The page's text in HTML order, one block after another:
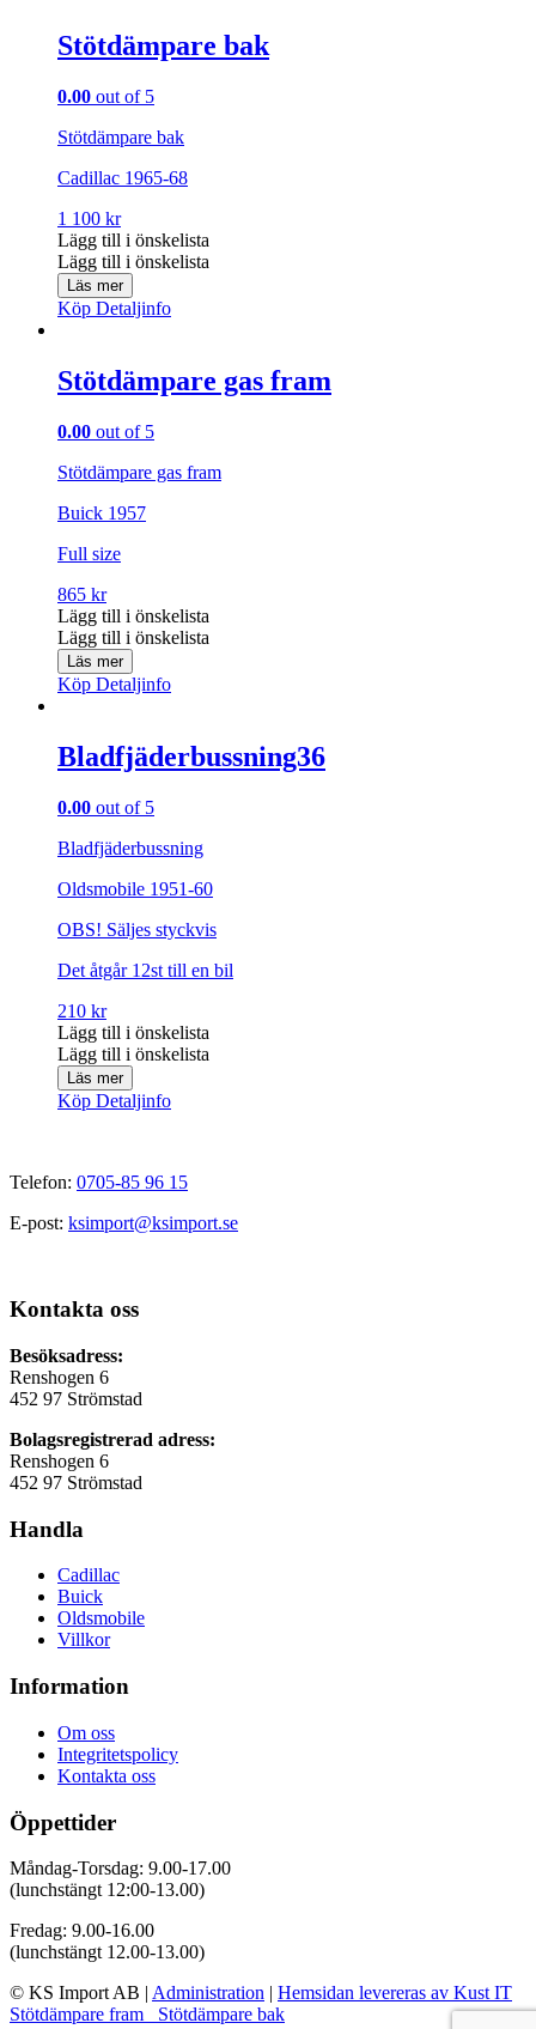
Stötdämpare bak
0.00 out of 5
Stötdämpare bak
Cadillac 1965-68
1 100 kr
Lägg till i önskelista
Lägg till i önskelista
Läs mer
Köp Detaljinfo
Stötdämpare gas fram
0.00 out of 5
Stötdämpare gas fram
Buick 1957
Full size
865 kr
Lägg till i önskelista
Lägg till i önskelista
Läs mer
Köp Detaljinfo
Bladfjäderbussning36
0.00 out of 5
Bladfjäderbussning
Oldsmobile 1951-60
OBS! Säljes styckvis
Det åtgår 12st till en bil
210 kr
Lägg till i önskelista
Lägg till i önskelista
Läs mer
Köp Detaljinfo
Telefon: 0705-85 96 15
E-post: ksimport@ksimport.se
Kontakta oss
Besöksadress:
Renshogen 6
452 97 Strömstad
Bolagsregistrerad adress:
Renshogen 6
452 97 Strömstad
Handla
Cadillac
Buick
Oldsmobile
Villkor
Information
Om oss
Integritetspolicy
Kontakta oss
Öppettider
Måndag-Torsdag: 9.00-17.00
(lunchstängt 12:00-13.00)
Fredag: 9.00-16.00
(lunchstängt 12.00-13.00)
© KS Import AB | Administration | Hemsidan levereras av Kust IT
Stötdämpare fram
Stötdämpare bak